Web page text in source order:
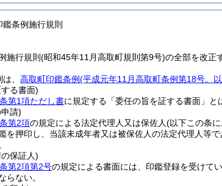
鑑条例施行規則
施行規則(昭和45年11月高取町規則第9号)の全部を改正
、 高取町印鑑条例(平成元年11月高取町条例第18号。
る書面)
第1項ただし書に規定する「委任の旨を証する書面」と
請)
第2項の規定による法定代理人又は保佐人(以下この条
を押印し、当該未成年者又は被保佐人の法定代理人等
保証人)
第2項第2号の規定による書面には、印鑑登録を受けて
らない。